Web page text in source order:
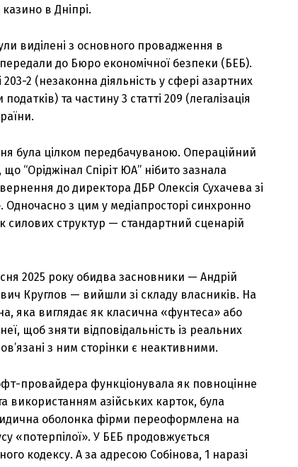
в Дніпрі.
виділені з основного провадження в
до Бюро економічної безпеки (БЕБ).
2 (незаконна діяльність у сфері азартних
та частину 3 статті 209 (легалізація
була цілком передбачуваною. Операційний
“Оріджінал Спіріт ЮА” нібито зазнала
до директора ДБР Олексія Сухачева зі
Одночасно з цим у медіапросторі синхронно
силових структур — стандартний сценарій
2025 року обидва засновники — Андрій
Круглов — вийшли зі складу власників. На
яка виглядає як класична «фунтеса» або
щоб зняти відповідальність із реальних
з ним сторінки є неактивними.
провайдера функціонувала як повноцінне
використанням азійських карток, була
оболонка фірми переоформлена на
«потерпілої». У БЕБ продовжується
кодексу. А за адресою Собінова, 1 наразі